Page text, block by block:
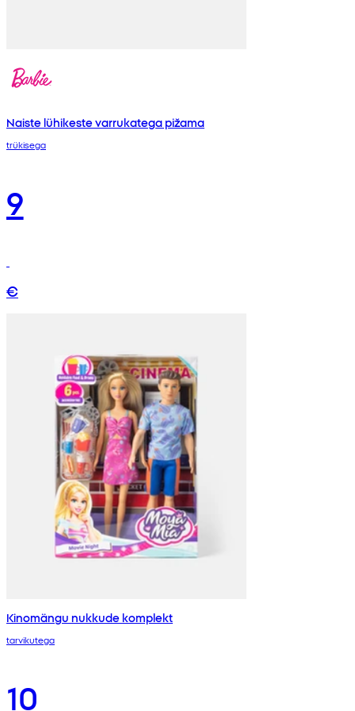
Naiste lühikeste varrukatega pižama
trükisega
9
€
Kinomängu nukkude komplekt
tarvikutega
10